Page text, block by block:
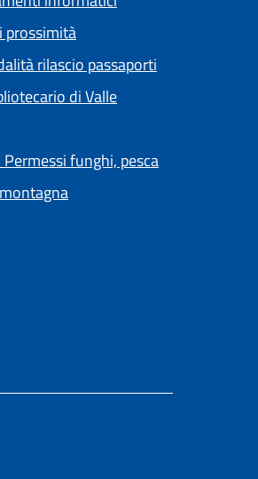
prossimità
rilascio passaporti
di Valle
funghi, pesca